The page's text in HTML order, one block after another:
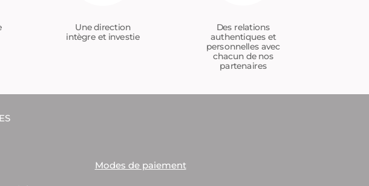
Une direction
intègre et investie
Des relations
authentiques et
personnelles avec
chacun de nos
partenaires
Modes de paiement